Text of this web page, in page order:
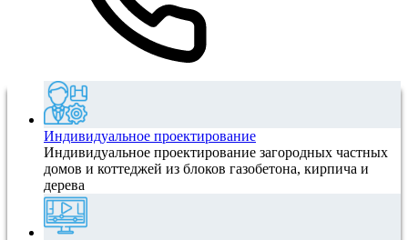
Индивидуальное проектирование
Индивидуальное проектирование загородных частных
домов и коттеджей из блоков газобетона, кирпича и
дерева